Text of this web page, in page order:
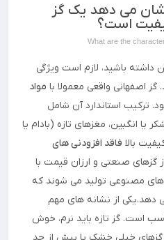
می دهد یک گز
است؟
What are the
داشته باشید، لازم است ویژگی
اصفهانی واقعی معمولا با مواد
ترکیب استاندارد آن شامل
یا انگبین، مغزهای تازه (بادام یا
بالا فاقد افزودنی های
گزهای صنعتی و ارزان قیمت با
مصنوعی تولید می شوند که
دهد.یکی از نشانه های مهم
است. گز تازه باید نرم، خوش